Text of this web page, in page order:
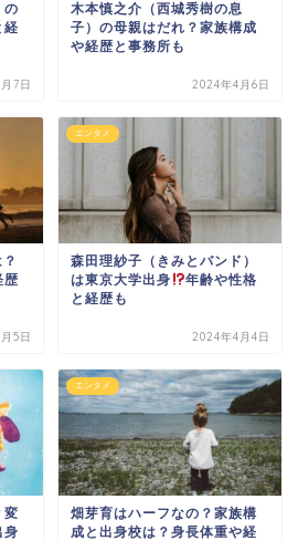
の
経
7日
木本慎之介（西城秀樹の息
子）の母親はだれ？家族構成
や経歴と事務所も
2024年4月6日
歴
5日
エンタメ
森田理紗子（きみとバンド）
は東京大学出身
年齢や性格
と経歴も
2024年4月4日
変
身
エンタメ
畑芽育はハーフなの？家族構
成と出身校は？身長体重や経